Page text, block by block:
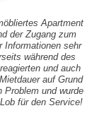
Apartment
der Zugang zum
Informationen sehr
während des
und auch
auf Grund
Problem und wurde
für den Service!